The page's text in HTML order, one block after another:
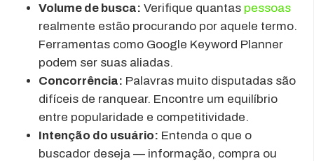
Volume de busca: Verifique quantas pessoas
realmente estão procurando por aquele termo.
Ferramentas como Google Keyword Planner
podem ser suas aliadas.
Concorrência: Palavras muito disputadas são
difíceis de ranquear. Encontre um equilíbrio
entre popularidade e competitividade.
Intenção do usuário: Entenda o que o
buscador deseja — informação, compra ou